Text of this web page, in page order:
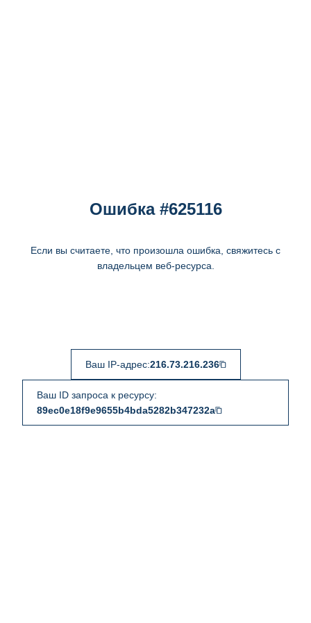
Ошибка #625116
Если вы считаете, что произошла ошибка, свяжитесь с
владельцем веб-ресурса.
Ваш IP-адрес:216.73.216.236
Ваш ID запроса к ресурсу:
89ec0e18f9e9655b4bda5282b347232a